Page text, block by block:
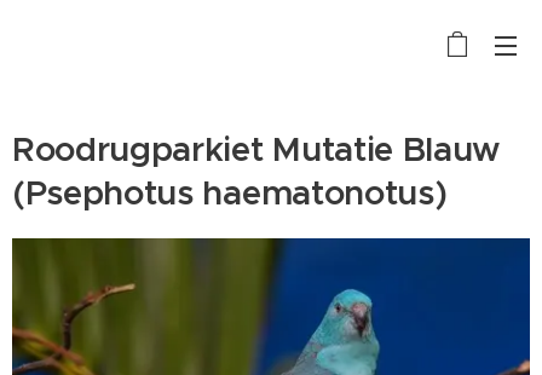
Roodrugparkiet Mutatie Blauw
(Psephotus haematonotus)